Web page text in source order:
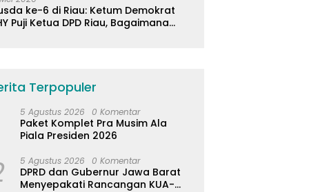
ke-6 di Riau: Ketum Demokrat
Puji Ketua DPD Riau, Bagaimana
Terpopuler
5 Agustus 2026 0 Komentar
Paket Komplet Pra Musim Ala
Piala Presiden 2026
5 Agustus 2026 0 Komentar
DPRD dan Gubernur Jawa Barat
Menyepakati Rancangan KUA-